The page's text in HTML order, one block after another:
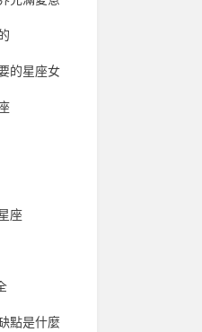
的星座女
座
點是什麼